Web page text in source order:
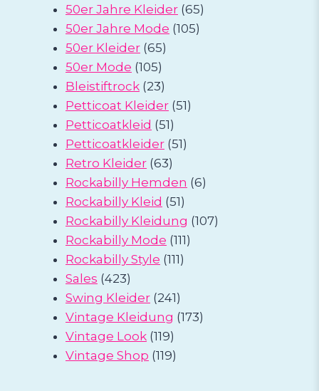
Produkte
50er Jahre Kleider 6565
50er Jahre Mode 105105
50er Kleider 6565
50er Mode 105105
Produkte
Bleistiftrock 2323
Produkte
Petticoat Kleider 5151
Petticoatkleid 5151
Produkte
Petticoatkleider 5151
Retro Kleider 6363
Produkte
Rockabilly Hemden 66
Rockabilly Kleid 5151
Produkte
Rockabilly Kleidung 107107
Rockabilly Mode 111111
Rockabilly Style 111111
Sales 423423
Produkte
Swing Kleider 241241
Produkte
Vintage Kleidung 173173
Vintage Look 119119
Produkte
Vintage Shop 119119